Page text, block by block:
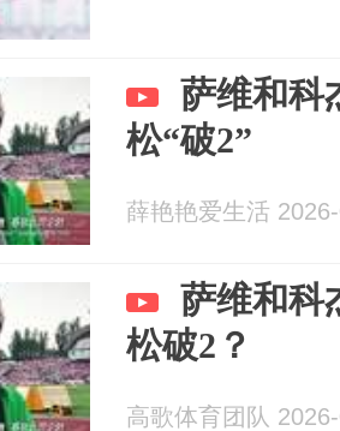
萨维和科
松“破2”
薛艳艳爱生活
萨维和科
松破2？
高歌体育团队